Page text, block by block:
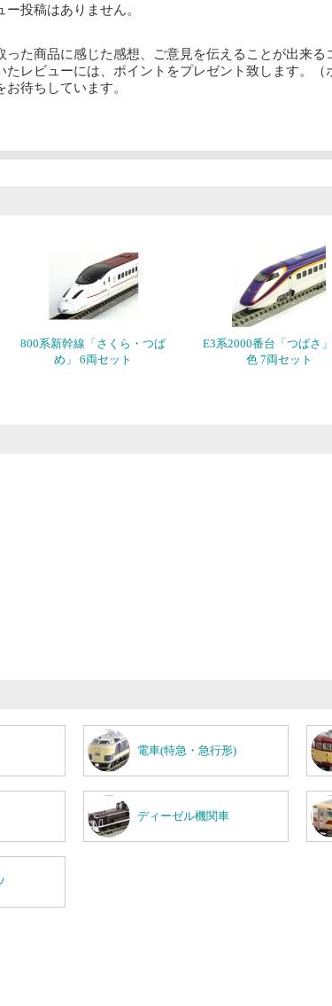
ー投稿はありません。
った商品に感じた感想、ご意見を伝えることが出来る
たレビューには、ポイントをプレゼント致します。（
お待ちしています。
800系新幹線「さくら・つば
め」 6両セット
E3系2000番台「つばさ
色 7両セット
電車(特急・急行形)
ディーゼル機関車